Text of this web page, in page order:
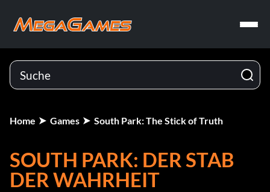
Home Games South Park: The Stick of Truth
SOUTH PARK: DER STAB
DER WAHRHEIT